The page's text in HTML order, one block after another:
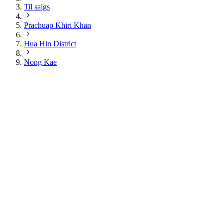
Til salgs
Prachuap Khiri Khan
Hua Hin District
Nong Kae